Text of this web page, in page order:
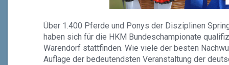
Über 1.400 Pferde und Ponys der Disziplinen
haben sich für die HKM Bundeschampionate
Warendorf stattfinden. Wie viele der besten
Auflage der bedeutendsten Veranstaltung der